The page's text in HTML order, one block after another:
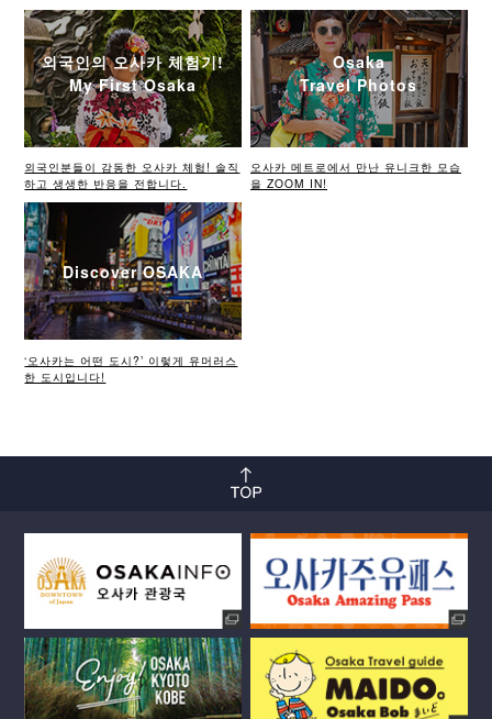
외국인의 오사카 체험기!
My First Osaka
외국인분들이 감동한 오사카 체험! 솔직
하고 생생한 반응을 전합니다.
Osaka
Travel Photos
오사카 메트로에서 만난 유니크한 모습
을 ZOOM IN!
Discover OSAKA
‘오사카는 어떤 도시?’ 이렇게 유머러스
한 도시입니다!